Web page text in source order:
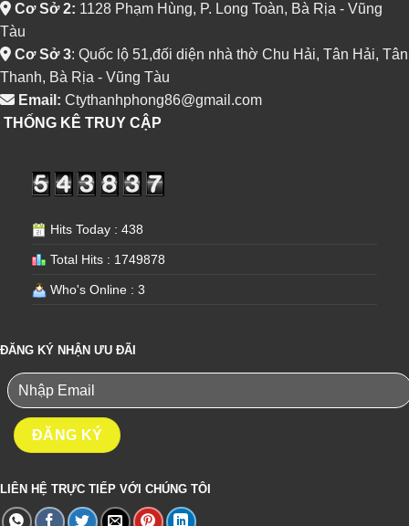
Cơ Sở 2: 1128 Phạm Hùng, P. Long Toàn, Bà Rịa - Vũng
Tàu
Cơ Sở 3: Quốc lộ 51,đối diện nhà thờ Chu Hải, Tân Hải, Tân
Thanh, Bà Rịa - Vũng Tàu
Email: Ctythanhphong86@gmail.com
THỐNG KÊ TRUY CẬP
Hits Today : 438
Total Hits : 1749878
Who's Online : 3
ĐĂNG KÝ NHẬN ƯU ĐÃI
LIÊN HỆ TRỰC TIẾP VỚI CHÚNG TÔI